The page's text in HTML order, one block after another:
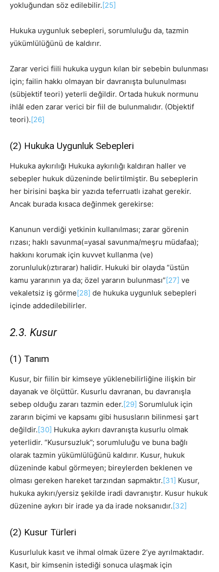
yokluğundan söz edilebilir. [25]
Hukuka uygunluk sebepleri, sorumluluğu da, tazmin
yükümlülüğünü de kaldırır.
Zarar verici fiili hukuka uygun kılan bir sebebin bulunması
için; failin hakkı olmayan bir davranışta bulunulması
(sübjektif teori) yeterli değildir. Ortada hukuk normunu
ihlâl eden zarar verici bir fiil de bulunmalıdır. (Objektif
teori).[26]
(2) Hukuka Uygunluk Sebepleri
Hukuka aykırılığı Hukuka aykırılığı kaldıran haller ve
sebepler hukuk düzeninde belirtilmiştir. Bu sebeplerin
her birisini başka bir yazıda teferruatlı izahat gerekir.
Ancak burada kısaca değinmek gerekirse:
Kanunun verdiği yetkinin kullanılması; zarar görenin
rızası; haklı savunma(=yasal savunma/meşru müdafaa);
hakkını korumak için kuvvet kullanma (ve)
zorunluluk(ıztırarar) halidir. Hukuki bir olayda “üstün
kamu yararının ya da; özel yararın bulunması” [27] ve
vekaletsiz iş görme[28] de hukuka uygunluk sebepleri
içinde addedilebilirler.
2.3. Kusur
(1) Tanım
Kusur, bir fiilin bir kimseye yüklenebilirliğine ilişkin bir
dayanak ve ölçüttür. Kusurlu davranan, bu davranışla
sebep olduğu zararı tazmin eder. [29] Sorumluluk için
zararın biçimi ve kapsamı gibi hususların bilinmesi şart
değildir. [30] Hukuka aykırı davranışta kusurlu olmak
yeterlidir. “Kusursuzluk”; sorumluluğu ve buna bağlı
olarak tazmin yükümlülüğünü kaldırır. Kusur, hukuk
düzeninde kabul görmeyen; bireylerden beklenen ve
olması gereken hareket tarzından sapmaktır. [31] Kusur,
hukuka aykırı/yersiz şekilde iradi davranıştır. Kusur hukuk
düzenine aykırı bir irade ya da irade noksanıdır. [32]
(2) Kusur Türleri
Kusurluluk kasıt ve ihmal olmak üzere 2’ye ayrılmaktadır.
Kasıt, bir kimsenin istediği sonuca ulaşmak için